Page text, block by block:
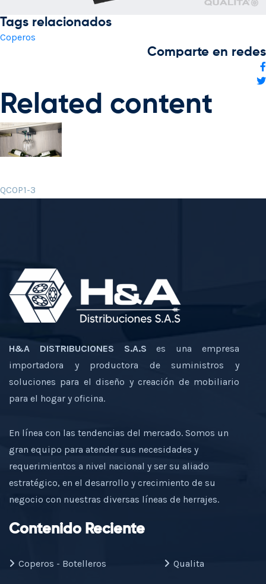
Tags relacionados
Coperos
Comparte en redes
Related content
QCOP1-3
H&A DISTRIBUCIONES S.A.S es una empresa
importadora y productora de suministros y
soluciones para el diseño y creación de mobiliario
para el hogar y oficina.
En línea con las tendencias del mercado. Somos un
gran equipo para atender sus necesidades y
requerimientos a nivel nacional y ser su aliado
estratégico, en el desarrollo y crecimiento de su
negocio con nuestras diversas líneas de herrajes.
Contenido Reciente
Coperos - Botelleros Qualita